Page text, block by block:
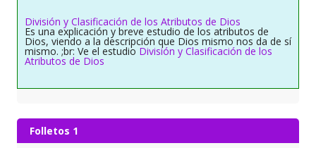
División y Clasificación de los Atributos de Dios
Es una explicación y breve estudio de los atributos de
Dios, viendo a la descripción que Dios mismo nos da de sí
mismo. ;br: Ve el estudio División y Clasificación de los
Atributos de Dios
Folletos 1